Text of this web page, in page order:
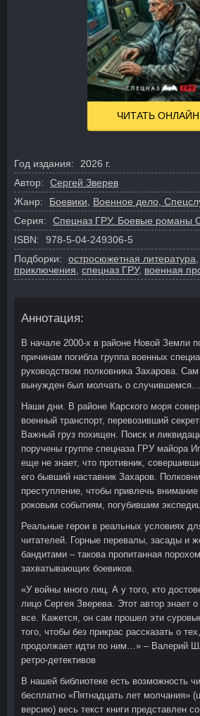
ЧИТАТЬ ОНЛАЙН
Год издания:
2026 г.
Автор:
Сергей Зверев
Жанр:
Боевики, Военное дело,
Серия:
Спецназ ГРУ. Боевые романы
ISBN:
978-5-04-249306-5
Подборки:
остросюжетная литература,
приключения, спецназ ГРУ, военная
Аннотация:
В начале 2000-х в районе Новой Земли
причинам погибла группа военных
руководством полковника Захарова.
вынужден был молчать о случившемся…
Наши дни. В районе Карского моря
военный транспорт, перевозивший
Важный груз похищен. Поиск и
поручены группе спецназа ГРУ майора
еще не знает, что противник,
его бывший наставник Захаров.
преступление, чтобы привлечь
роковым событиям, погубившим
Реальные герои в реальных условиях
читателей. Горные перевалы, засады и
бандитами – такова пропитанная
захватывающих боевиков.
«У войны много лиц. А у того, кто
лицо Сергея Зверева. Этот автор знает
все. Кажется, он сам прошел эти
того, чтобы без прикрас рассказать о
продолжает идти по ним…» – Валерий
ретро-детективов
В нашей библиотеке есть возможность
бесплатно «Пятнадцать лет молчания»
версию) весь текст книги представлен